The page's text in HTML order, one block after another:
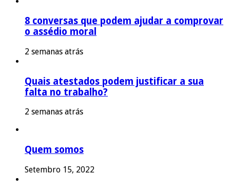
8 conversas que podem ajudar a comprovar
o assédio moral
2 semanas atrás
Quais atestados podem justificar a sua
falta no trabalho?
2 semanas atrás
Quem somos
Setembro 15, 2022